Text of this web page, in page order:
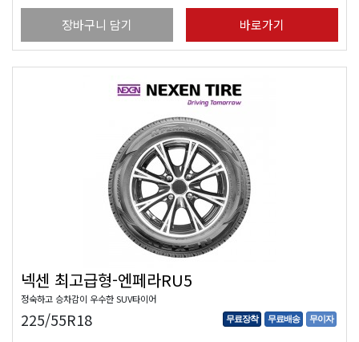
장바구니 담기 바로가기
넥센 최고급형-엔페라RU5
정숙하고 승차감이 우수한 SUV타이어
225/55R18 무료장착 무료배송 무이자